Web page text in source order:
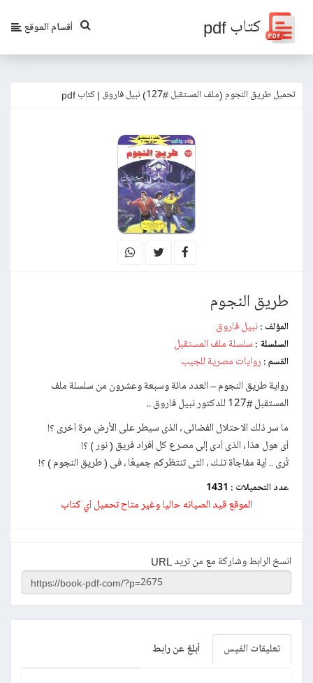
كتاب pdf أقسام الموقع
تحميل طريق النجوم (ملف المستقبل #127) نبيل فاروق | كتاب pdf
طريق النجوم
المؤلف : نبيل فاروق
السلسلة : سلسلة ملف المستقبل
القسم : روايات مصرية للجيب
رواية طريق النجوم – العدد مائة وسبعة وعشرون من سلسلة ملف
المستقبل #127 للدكتور نبيل فاروق ..
ما سر ذلك الاحتلال الفضائى ، الذى سيطر على الأرض مرة أخرى ؟!
أى هول هذا ، الذى أدى إلى مصرع كل أفراد فريق ( نور ) ؟!
تُرى .. أية مفاجأة تلـك ، التى تنتظركم جميعًا ، فى ( طريق النجوم ) ؟!
عدد التحميلات : 1431
الموقع قيد الصيانه حاليا وغير متاح تحميل أي كتاب
انسخ الرابط وشاركة مع من تريد URL
تعليقات الفيس أبلغ عن رابط